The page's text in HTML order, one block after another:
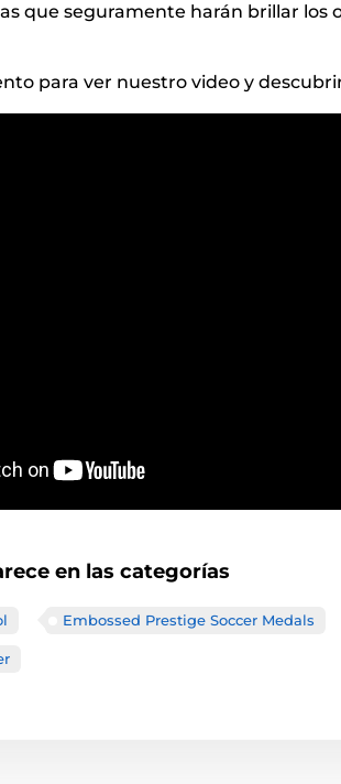
que seguramente harán brillar los
para ver nuestro video y
en las categorías
Embossed Prestige Soccer Medals